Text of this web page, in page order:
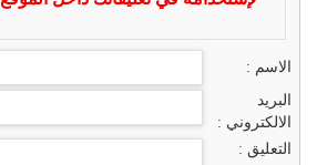
الاسم :
البريد
الالكتروني :
التعليق :